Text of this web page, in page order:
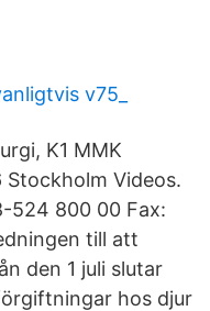
v75_
K1 MMK
Stockholm Videos.
524 800 00 Fax:
till att
den 1 juli slutar
hos djur